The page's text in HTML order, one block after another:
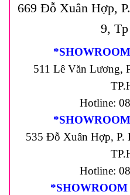
669 Đỗ Xuân Hợp,
9,
511 Lê Văn Lương,
Hotline:
535 Đỗ Xuân Hợp, P.
Hotline: